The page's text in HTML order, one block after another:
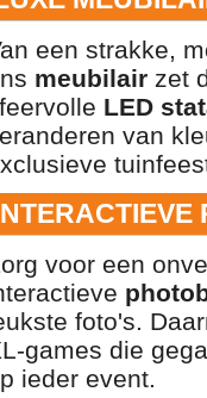
een strakke,
meubilair zet
LED
van
voor een
foto's.
games die
ieder event.